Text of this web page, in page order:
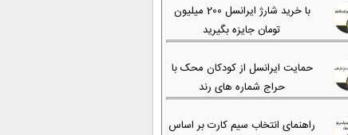
با خرید شارژ ایرانسل 200 میلیون
تومان جایزه بگیرید
حمایت ایرانسل از کودکان محک با
حراج شماره های رند
راهنمای انتخاب سیم کارت بر اساس